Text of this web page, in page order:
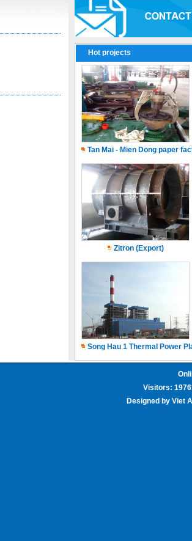
Hot projects
Tan Mai - Mien Dong paper
Zitron (Export)
Song Hau 1 Thermal Power
Visitors:
Designed by Viet